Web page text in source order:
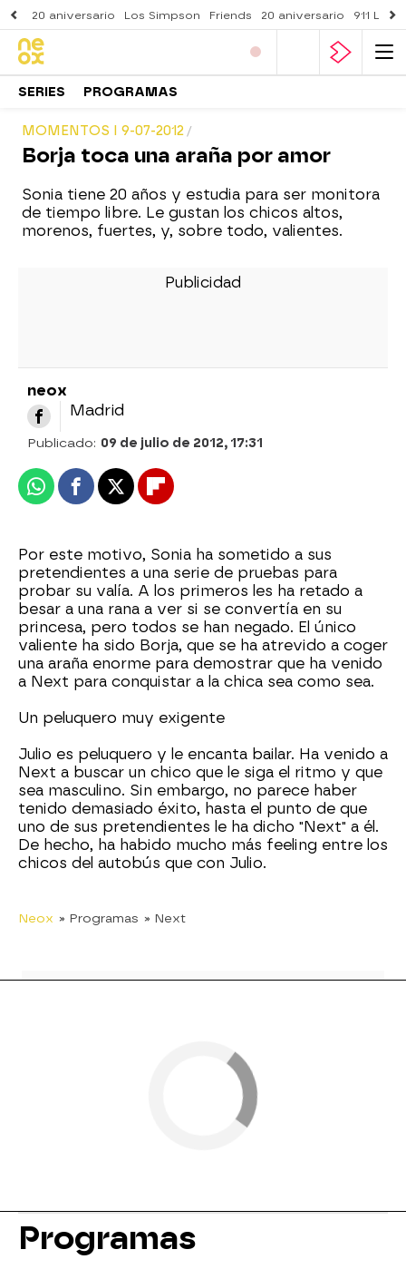
20 aniversario Los Simpson Friends 20 aniversario 911
SERIES PROGRAMAS
MOMENTOS I 9-07-2012
Borja toca una araña por amor
Sonia tiene 20 años y estudia para ser monitora
de tiempo libre. Le gustan los chicos altos,
morenos, fuertes, y, sobre todo, valientes.
neox
Madrid
Publicado: 09 de julio de 2012, 17:31
WhatsappFacebook
X Flipboard
Por este motivo, Sonia ha sometido a sus
pretendientes a una serie de pruebas para
probar su valía. A los primeros les ha retado a
besar a una rana a ver si se convertía en su
princesa, pero todos se han negado. El único
valiente ha sido Borja, que se ha atrevido a coger
una araña enorme para demostrar que ha venido
a Next para conquistar a la chica sea como sea.
Un peluquero muy exigente
Julio es peluquero y le encanta bailar. Ha venido a
Next a buscar un chico que le siga el ritmo y que
sea masculino. Sin embargo, no parece haber
tenido demasiado éxito, hasta el punto de que
uno de sus pretendientes le ha dicho "Next" a él.
De hecho, ha habido mucho más feeling entre los
chicos del autobús que con Julio.
Neox » Programas » Next
Programas